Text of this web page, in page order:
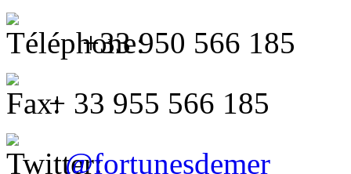
+33 950 566 185
+ 33 955 566 185
@fortunesdemer